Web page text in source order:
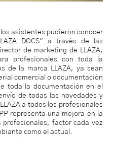
asistentes pudieron conocer
DOCS” a través de las
de marketing de LLAZA,
profesionales con toda la
de la marca LLAZA, ya sean
comercial o documentación
toda la documentación en el
de todas las novedades y
a todos los profesionales
representa una mejora en la
profesionales, factor cada vez
como el actual.